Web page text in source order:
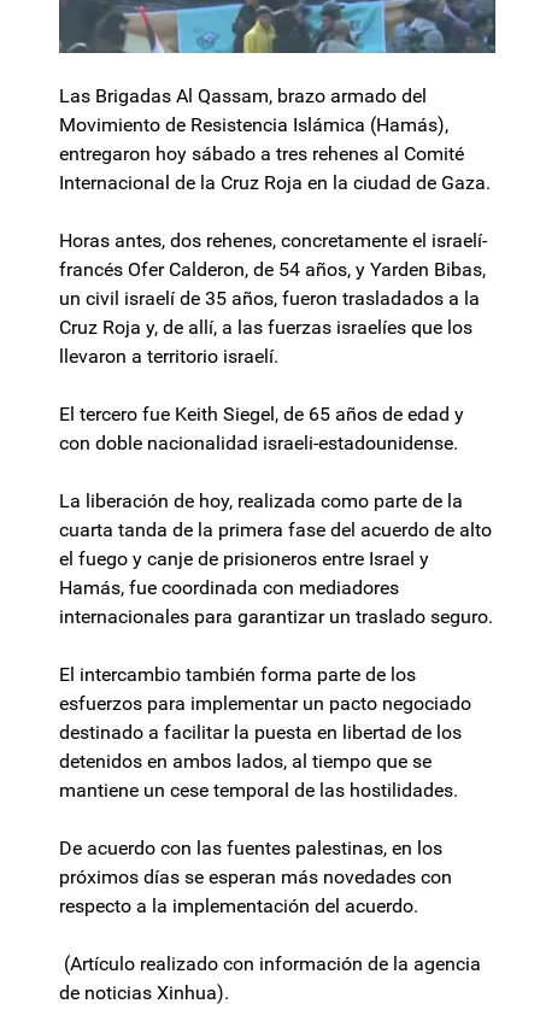
Las Brigadas Al Qassam, brazo armado del
Movimiento de Resistencia Islámica (Hamás),
entregaron hoy sábado a tres rehenes al Comité
Internacional de la Cruz Roja en la ciudad de Gaza.
Horas antes, dos rehenes, concretamente el israelí-
francés Ofer Calderon, de 54 años, y Yarden Bibas,
un civil israelí de 35 años, fueron trasladados a la
Cruz Roja y, de allí, a las fuerzas israelíes que los
llevaron a territorio israelí.
El tercero fue Keith Siegel, de 65 años de edad y
con doble nacionalidad israeli-estadounidense.
La liberación de hoy, realizada como parte de la
cuarta tanda de la primera fase del acuerdo de alto
el fuego y canje de prisioneros entre Israel y
Hamás, fue coordinada con mediadores
internacionales para garantizar un traslado seguro.
El intercambio también forma parte de los
esfuerzos para implementar un pacto negociado
destinado a facilitar la puesta en libertad de los
detenidos en ambos lados, al tiempo que se
mantiene un cese temporal de las hostilidades.
De acuerdo con las fuentes palestinas, en los
próximos días se esperan más novedades con
respecto a la implementación del acuerdo.
(Artículo realizado con información de la agencia
de noticias Xinhua).